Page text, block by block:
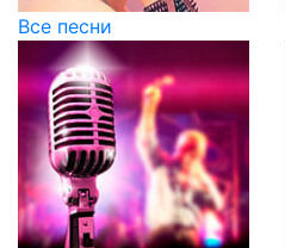
Все песни